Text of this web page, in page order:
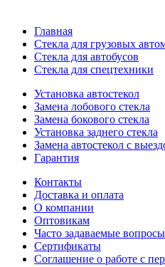
Главная
Стекла для грузовых
Стекла для автобусов
Стекла для спецтехники
Установка автостекол
Замена лобового стекла
Замена бокового стекла
Установка заднего стекла
Замена автостекол с
Гарантия
Контакты
Доставка и оплата
О компании
Оптовикам
Часто задаваемые вопросы
Сертификаты
Соглашение о работе с